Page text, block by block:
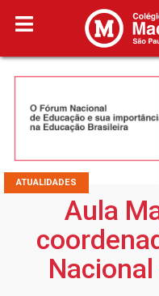
ATUALIDADES
Aula